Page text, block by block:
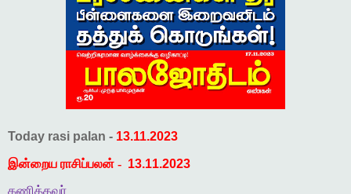
Today rasi palan - 13.11.2023
இன்றைய ராசிப்பலன் - 13.11.2023
கணித்தவர்